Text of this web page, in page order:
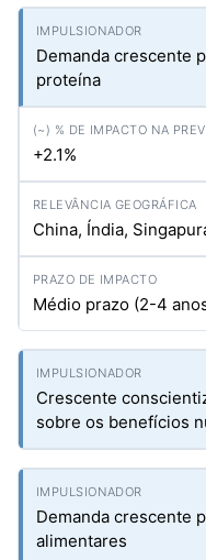
Demanda crescente
proteína
+2.1%
China, Índia,
Médio prazo (2-4
Crescente
sobre os benefícios
Demanda crescente
alimentares